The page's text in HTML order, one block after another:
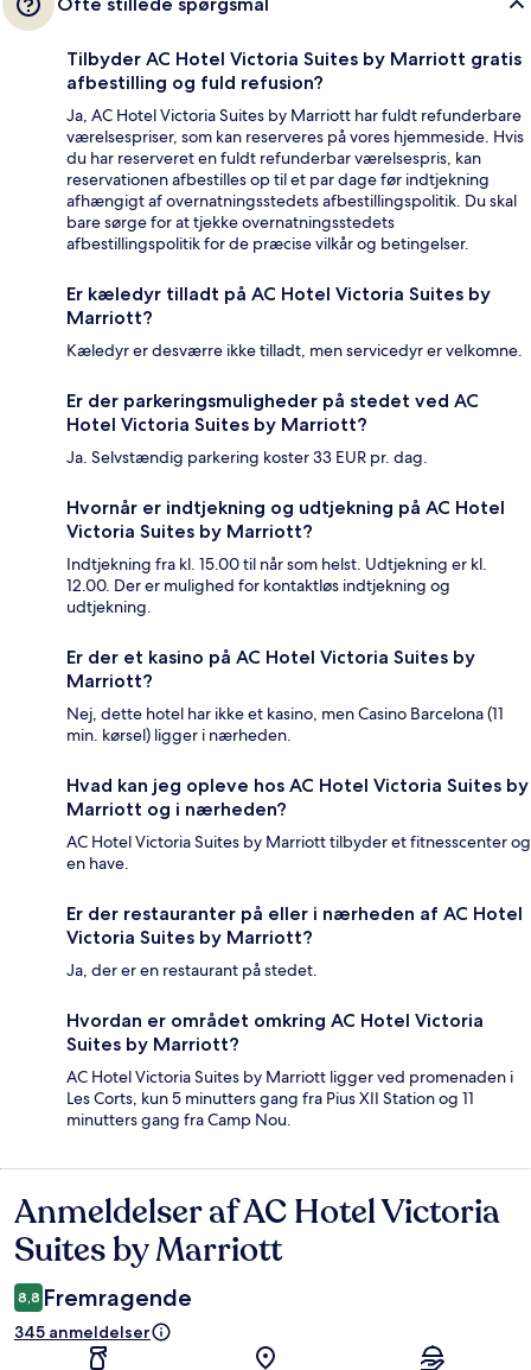
Tilbyder AC Hotel Victoria Suites by Marriott gratis
afbestilling og fuld refusion?
Ja, AC Hotel Victoria Suites by Marriott har fuldt refunderbare
værelsespriser, som kan reserveres på vores hjemmeside. Hvis
du har reserveret en fuldt refunderbar værelsespris, kan
reservationen afbestilles op til et par dage før indtjekning
afhængigt af overnatningsstedets afbestillingspolitik. Du skal
bare sørge for at tjekke overnatningsstedets
afbestillingspolitik for de præcise vilkår og betingelser.
Er kæledyr tilladt på AC Hotel Victoria Suites by
Marriott?
Kæledyr er desværre ikke tilladt, men servicedyr er velkomne.
Er der parkeringsmuligheder på stedet ved AC
Hotel Victoria Suites by Marriott?
Ja. Selvstændig parkering koster 33 EUR pr. dag.
Hvornår er indtjekning og udtjekning på AC Hotel
Victoria Suites by Marriott?
Indtjekning fra kl. 15.00 til når som helst. Udtjekning er kl.
12.00. Der er mulighed for kontaktløs indtjekning og
udtjekning.
Er der et kasino på AC Hotel Victoria Suites by
Marriott?
Nej, dette hotel har ikke et kasino, men Casino Barcelona (11
min. kørsel) ligger i nærheden.
Hvad kan jeg opleve hos AC Hotel Victoria Suites by
Marriott og i nærheden?
AC Hotel Victoria Suites by Marriott tilbyder et fitnesscenter og
en have.
Er der restauranter på eller i nærheden af AC Hotel
Victoria Suites by Marriott?
Ja, der er en restaurant på stedet.
Hvordan er området omkring AC Hotel Victoria
Suites by Marriott?
AC Hotel Victoria Suites by Marriott ligger ved promenaden i
Les Corts, kun 5 minutters gang fra Pius XII Station og 11
minutters gang fra Camp Nou.
Anmeldelser
Anmeldelser af AC Hotel Victoria
Suites by Marriott
8,8 Fremragende
345 anmeldelser